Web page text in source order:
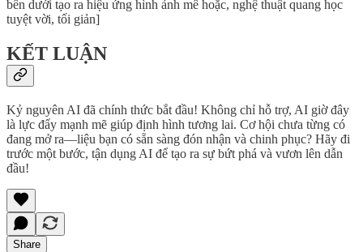
bên dưới tạo ra hiệu ứng hình ảnh mê hoặc, nghệ thuật quang học
tuyệt vời, tối giản]
KẾT LUẬN
Kỷ nguyên AI đã chính thức bắt đầu! Không chỉ hỗ trợ, AI giờ đây
là lực đẩy mạnh mẽ giúp định hình tương lai. Cơ hội chưa từng có
đang mở ra—liệu bạn có sẵn sàng đón nhận và chinh phục? Hãy đi
trước một bước, tận dụng AI để tạo ra sự bứt phá và vươn lên dẫn
đầu!
Share